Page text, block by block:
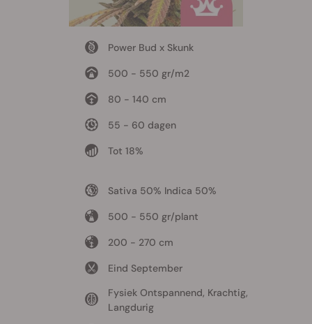
Power Bud x Skunk
500 - 550 gr/m2
80 - 140 cm
55 - 60 dagen
Tot 18%
Sativa 50% Indica 50%
500 - 550 gr/plant
200 - 270 cm
Eind September
Fysiek Ontspannend, Krachtig,
Langdurig